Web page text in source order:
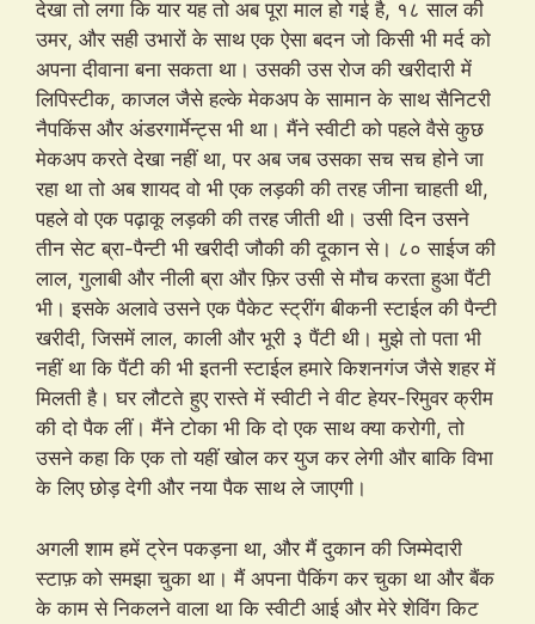
देखा तो लगा कि यार यह तो अब पूरा माल हो गई है, १८ साल की
उमर, और सही उभारों के साथ एक ऐसा बदन जो किसी भी मर्द को
अपना दीवाना बना सकता था। उसकी उस रोज की खरीदारी में
लिपिस्टीक, काजल जैसे हल्के मेकअप के सामान के साथ सैनिटरी
नैपकिंस और अंडरगार्मेन्ट्स भी था। मैंने स्वीटी को पहले वैसे कुछ
मेकअप करते देखा नहीं था, पर अब जब उसका सच सच होने जा
रहा था तो अब शायद वो भी एक लड़की की तरह जीना चाहती थी,
पहले वो एक पढ़ाकू लड़की की तरह जीती थी। उसी दिन उसने
तीन सेट ब्रा-पैन्टी भी खरीदी जौकी की दूकान से। ८० साईज की
लाल, गुलाबी और नीली ब्रा और फ़िर उसी से मौच करता हुआ पैंटी
भी। इसके अलावे उसने एक पैकेट स्ट्रींग बीकनी स्टाईल की पैन्टी
खरीदी, जिसमें लाल, काली और भूरी ३ पैंटी थी। मुझे तो पता भी
नहीं था कि पैंटी की भी इतनी स्टाईल हमारे किशनगंज जैसे शहर में
मिलती है। घर लौटते हुए रास्ते में स्वीटी ने वीट हेयर-रिमुवर क्रीम
की दो पैक लीं। मैंने टोका भी कि दो एक साथ क्या करोगी, तो
उसने कहा कि एक तो यहीं खोल कर युज कर लेगी और बाकि विभा
के लिए छोड़ देगी और नया पैक साथ ले जाएगी।
अगली शाम हमें ट्रेन पकड़ना था, और मैं दुकान की जिम्मेदारी
स्टाफ़ को समझा चुका था। मैं अपना पैकिंग कर चुका था और बैंक
के काम से निकलने वाला था कि स्वीटी आई और मेरे शेविंग किट